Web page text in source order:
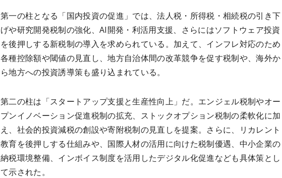
第一の柱となる「国内投資の促進」では、法人税・所得税・相続税の引き下
げや研究開発税制の強化、AI開発・利活用支援、さらにはソフトウェア投資
を後押しする新税制の導入を求められている。加えて、インフレ対応のため
各種控除額や閾値の見直し、地方自治体間の改革競争を促す税制や、海外か
ら地方への投資誘導策も盛り込まれている。
第二の柱は「スタートアップ支援と生産性向上」だ。エンジェル税制やオー
プンイノベーション促進税制の拡充、ストックオプション税制の柔軟化に加
え、社会的投資減税の創設や寄附税制の見直しを提案。さらに、リカレント
教育を後押しする仕組みや、国際人材の活用に向けた税制優遇、中小企業の
納税環境整備、インボイス制度を活用したデジタル化促進なども具体策とし
て示された。